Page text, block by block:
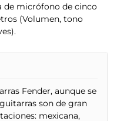
de micrófono de cinco
(Volumen, tono
Fender, aunque se
son de gran
mexicana,